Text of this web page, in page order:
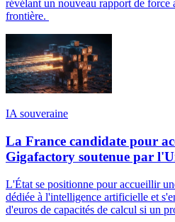
révélant un nouveau rapport de force
frontière.
IA souveraine
La France candidate pour
Gigafactory soutenue par
L'État se positionne pour accueillir
dédiée à l'intelligence artificielle et
d'euros de capacités de calcul si un